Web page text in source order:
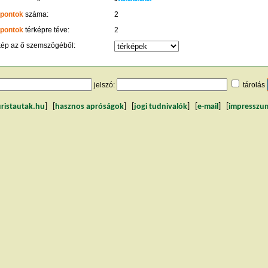
pontok száma:
2
pontok térképre téve:
2
az ő szemszögéből:
jelszó: tárolás
hasznos apróságok jogi tudnivalók e-mail